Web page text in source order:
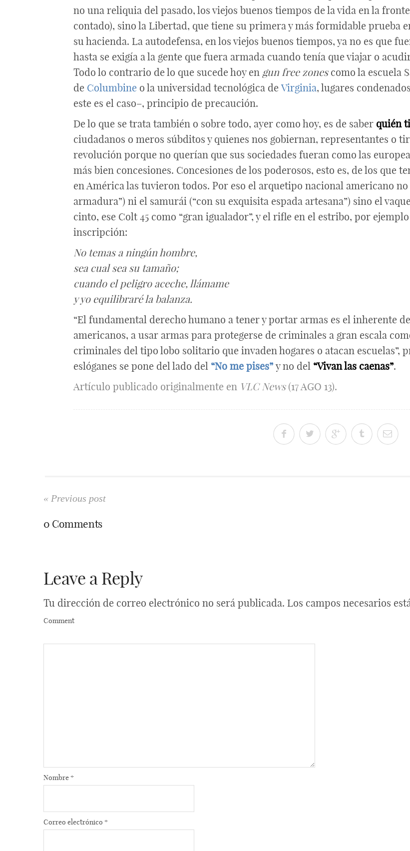
no una reliquia del pasado, los viejos buenos tiempos de la vida en la
contado), sino la Libertad, que tiene su primera y más formidable prueba
su hacienda. La autodefensa, en los viejos buenos tiempos, ya no es que
hasta se exigía a la gente que fuera armada cuando tenía que viajar o
Todo lo contrario de lo que sucede hoy en gun free zonescomo la escuela
de Columbine o la universidad tecnológica de Virginia, lugares
este es el caso–, principio de precaución.
De lo que se trata también o sobre todo, ayer como hoy, es de saber quién
ciudadanos o meros súbditos y quienes nos gobiernan, representantes o
revolución porque no querían que sus sociedades fueran como las
más bien concesiones. Concesiones de los poderosos, esto es, de los que
en América las tuvieron todos. Por eso el arquetipo nacional americano
armadura”) ni el samurái (“con su exquisita espada artesana”) sino el
cinto, ese Colt 45 como “gran igualador”, y el rifle en el estribo, por
inscripción:
No temas a ningún hombre,
sea cual sea su tamaño;
cuando el peligro aceche, llámame
y yo equilibraré la balanza.
“El fundamental derecho humano a tener y portar armas es el inherente
americanos, a usar armas para protegerse de criminales a gran escala
criminales del tipo lobo solitario que invaden hogares o atacan escuelas”,
eslóganes se pone del lado del “No me pises” y no del “Vivan las caenas”.
Artículo publicado originalmente en VLC News(17 AGO 13).
« Previous post
0 Comments
Leave a Reply
Tu dirección de correo electrónico no será publicada. Los campos necesarios
Comment
Nombre *
Correo electrónico *